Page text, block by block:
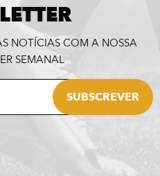
NOTÍCIAS COM A NOSSA
SEMANAL